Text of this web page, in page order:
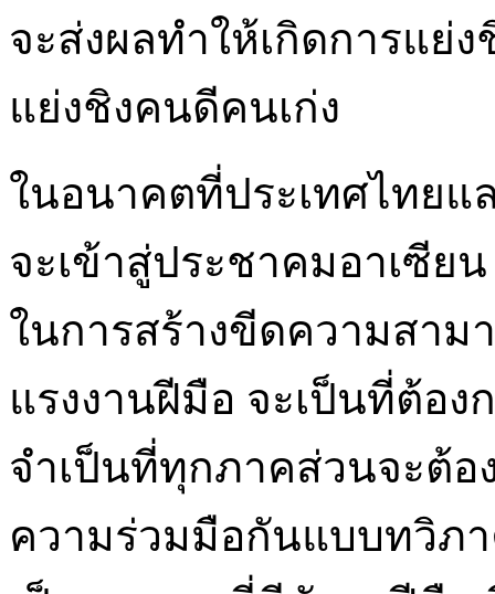
จะส่งผลทำให้เกิดการแย่
แย่งชิงคนดีคนเก่ง
ในอนาคตที่ประเทศไทยแ
จะเข้าสู่ประชาคมอาเซีย
ในการสร้างขีดความสาม
แรงงานฝีมือ จะเป็นที่ต้อ
จำเป็นที่ทุกภาคส่วนจะต้
ความร่วมมือกันแบบทวิภ